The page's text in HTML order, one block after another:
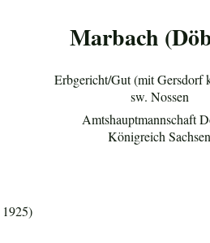
Marbach
Erbgericht/Gut (mit Gersdorf
sw. Nossen
Amtshauptmannschaft
Königreich Sachsen